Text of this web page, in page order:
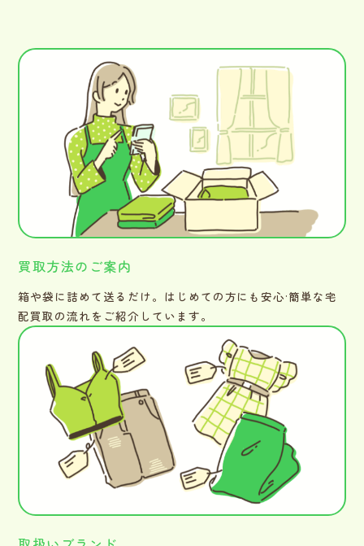
買取方法のご案内
箱や袋に詰めて送るだけ。はじめての方にも安心·簡単な宅
配買取の流れをご紹介しています。